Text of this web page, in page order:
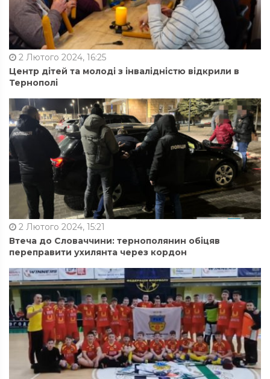
2 Лютого 2024, 16:25
Центр дітей та молоді з інвалідністю відкрили в
Тернополі
2 Лютого 2024, 15:21
Втеча до Словаччини: тернополянин обіцяв
переправити ухилянта через кордон